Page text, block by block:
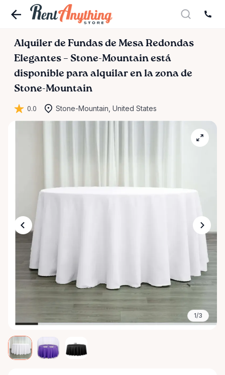
Alquiler de Fundas de Mesa Redondas
Elegantes – Stone-Mountain está
disponible para alquilar en la zona de
Stone-Mountain
0.0 Stone-Mountain, United States
1/3